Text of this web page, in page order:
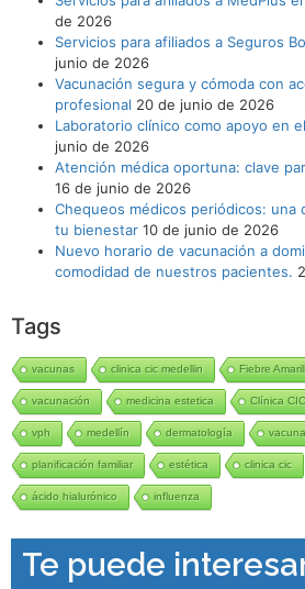
de 2026
Servicios para afiliados a Seguros
junio de 2026
Vacunación segura y cómoda con
profesional 20 de junio de 2026
Laboratorio clínico como apoyo en
junio de 2026
Atención médica oportuna: clave
16 de junio de 2026
Chequeos médicos periódicos: una
tu bienestar 10 de junio de 2026
Nuevo horario de vacunación a
comodidad de nuestros pacientes.
Tags
vacunas clinica cic medellin Fiebre
vacunación medicina estetica Clínica CIC
vph medellín dermatología
planificación familiar estética clinica cic
ácido hialurónico influenza
Te puede